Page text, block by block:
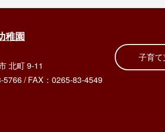
稚園
北町 9-11
5766/FAX：0265-83-4549
子育て